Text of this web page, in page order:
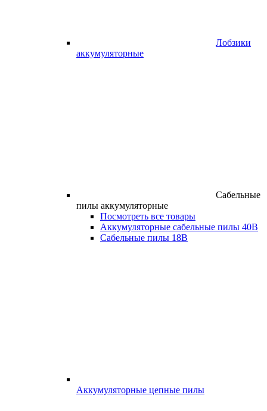
Лобзики
аккумуляторные
Сабельные
пилы аккумуляторные
Посмотреть все товары
Аккумуляторные сабельные пилы 40В
Сабельные пилы 18В
Аккумуляторные цепные пилы